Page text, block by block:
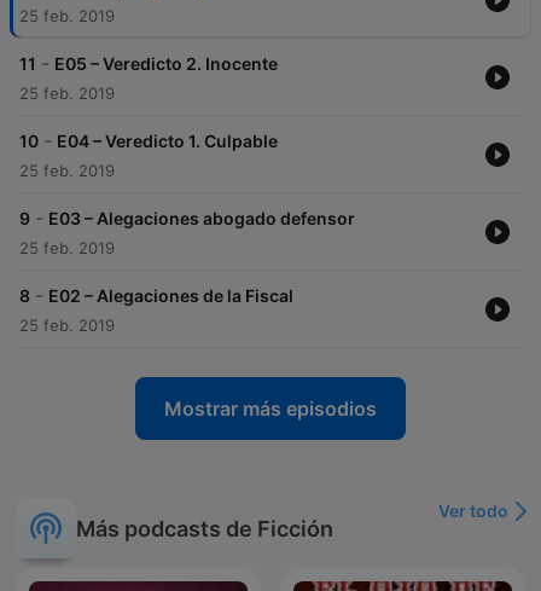
25 feb. 2019
11 - E05 – Veredicto 2. Inocente
25 feb. 2019
10 - E04 – Veredicto 1. Culpable
25 feb. 2019
9 - E03 – Alegaciones abogado defensor
25 feb. 2019
8 - E02 – Alegaciones de la Fiscal
25 feb. 2019
Mostrar más episodios
Más podcasts de Ficción
Ver todo